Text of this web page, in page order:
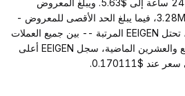
بينما يصل حجم التداول خلال 24 ساعة إلى $5.63. ويبلغ المعروض
المتداول من EEIGEN مقدار 3.28M، فيما يبلغ الحد الأقصى للمعروض -
-. ومن حيث القيمة السوقية، تحتل EEIGEN المرتبة -- بين جميع العملات
الرقمية. وخلال الساعات الأربع والعشرين الماضية، سجل EEIGEN أعلى